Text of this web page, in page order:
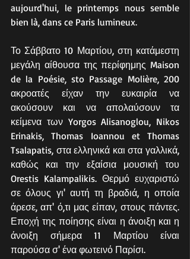
aujourd'hui, le printemps nous semble
bien là, dans ce Paris lumineux.
Το Σάββατο 10 Μαρτίου, στη κατάμεστη
μεγάλη αίθουσα της περίφημης Maison
de la Poésie, sto Passage Molière, 200
ακροατές είχαν την ευκαιρία να
ακούσουν και να απολαύσουν τα
κείμενα των Yorgos Alisanoglou, Nikos
Erinakis, Thomas Ioannou et Thomas
Tsalapatis, στα ελληνικά και στα γαλλικά,
καθώς και την εξαίσια μουσική του
Orestis Kalampalikis. Θερμό ευχαριστώ
σε όλους γι' αυτή τη βραδιά, η οποία
άρεσε, απ' ό,τι μας είπαν, στους πάντες.
Εποχή της ποίησης είναι η άνοιξη και η
άνοιξη σήμερα 11 Μαρτίου είναι
παρούσα σ' ένα φωτεινό Παρίσι.